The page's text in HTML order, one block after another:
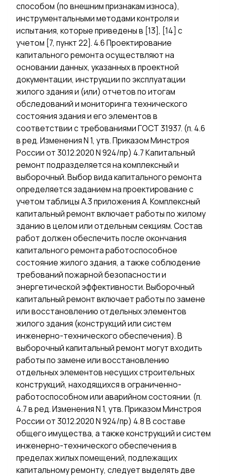
способом (по внешним признакам износа),
инструментальными методами контроля и
испытания, которые приведены в [13], [14] с
учетом [7, пункт 22]. 4.6 Проектирование
капитального ремонта осуществляют на
основании данных, указанных в проектной
документации, инструкции по эксплуатации
жилого здания и (или) отчетов по итогам
обследований и мониторинга технического
состояния здания и его элементов в
соответствии с требованиями ГОСТ 31937. (п. 4.6
в ред. Изменения N 1, утв. Приказом Минстроя
России от 30.12.2020 N 924/пр) 4.7 Капитальный
ремонт подразделяется на комплексный и
выборочный. Выбор вида капитального ремонта
определяется заданием на проектирование с
учетом таблицы А.3 приложения А. Комплексный
капитальный ремонт включает работы по жилому
зданию в целом или отдельным секциям. Состав
работ должен обеспечить после окончания
капитального ремонта работоспособное
состояние жилого здания, а также соблюдение
требований пожарной безопасности и
энергетической эффективности. Выборочный
капитальный ремонт включает работы по замене
или восстановлению отдельных элементов
жилого здания (конструкций или систем
инженерно-технического обеспечения). В
выборочный капитальный ремонт могут входить
работы по замене или восстановлению
отдельных элементов несущих строительных
конструкций, находящихся в ограниченно-
работоспособном или аварийном состоянии. (п.
4.7 в ред. Изменения N 1, утв. Приказом Минстроя
России от 30.12.2020 N 924/пр) 4.8 В составе
общего имущества, а также конструкций и систем
инженерно-технического обеспечения в
пределах жилых помещений, подлежащих
капитальному ремонту, следует выделять две